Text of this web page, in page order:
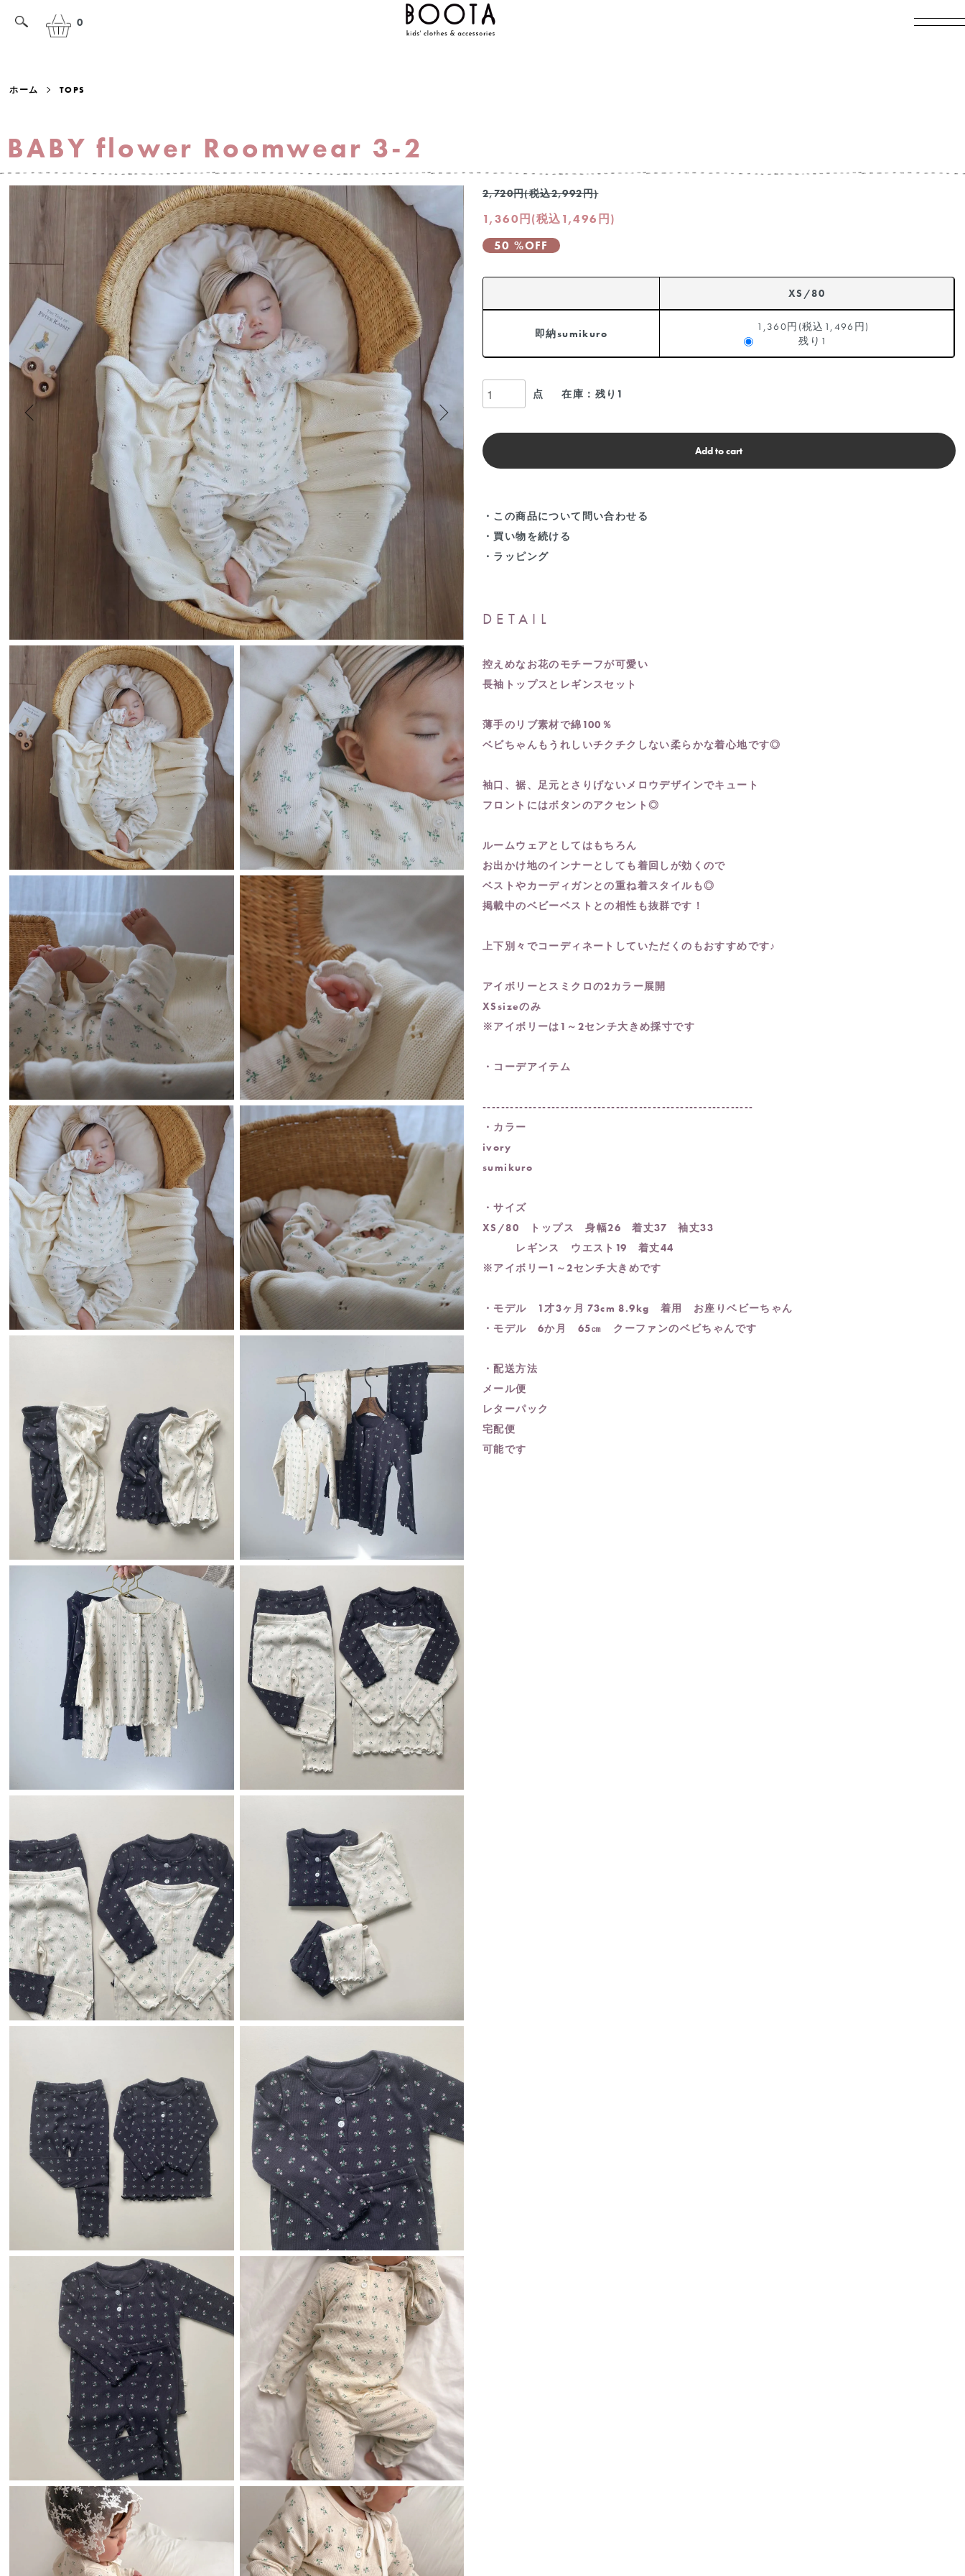
0
ホーム TOPS
BABY flower Roomwear 3-2
2,720円(税込2,992円)
1,360円(税込1,496円)
50 %OFF
XS/80
即納sumikuro
1,360円(税込1,496円)
残り1
点 在庫：残り1
Add to cart
・この商品について問い合わせる
・買い物を続ける
・ラッピング
DETAIL
控えめなお花のモチーフが可愛い
長袖トップスとレギンスセット
薄手のリブ素材で綿100％
ベビちゃんもうれしいチクチクしない柔らかな着心地です◎
袖口、裾、足元とさりげないメロウデザインでキュート
フロントにはボタンのアクセント◎
ルームウェアとしてはもちろん
お出かけ地のインナーとしても着回しが効くので
ベストやカーディガンとの重ね着スタイルも◎
掲載中のベビーベストとの相性も抜群です！
上下別々でコーディネートしていただくのもおすすめです♪
アイボリーとスミクロの2カラー展開
XSsizeのみ
※アイボリーは1～2センチ大きめ採寸です
・コーデアイテム
-----------------------------------------------------------
・カラー
ivory
sumikuro
・サイズ
XS/80 トップス 身幅26 着丈37 袖丈33
レギンス ウエスト19 着丈44
※アイボリー1～2センチ大きめです
・モデル 1才3ヶ月 73cm 8.9kg 着用 お座りベビーちゃん
・モデル 6か月 65㎝ クーファンのベビちゃんです
・配送方法
メール便
レターパック
宅配便
可能です